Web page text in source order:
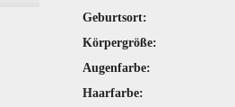
Geburtsort:
Körpergröße:
Augenfarbe:
Haarfarbe: